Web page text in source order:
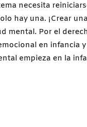
necesita
hay una. ¡Crear
mental. Por el
en infancia
empieza en la